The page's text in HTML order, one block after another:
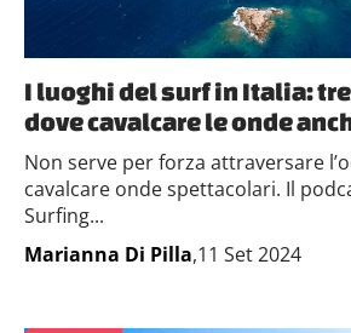
I luoghi del surf in Italia:
dove cavalcare le onde
Non serve per forza attraversare
cavalcare onde spettacolari. Il
Surfing...
Marianna Di Pilla,11 Set 2024